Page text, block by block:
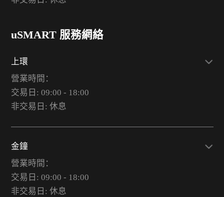
uSMART 服務網絡
上環
營業時間：
交易日: 09:00 - 18:00
非交易日: 休息
金鐘
營業時間：
交易日: 09:00 - 18:00
非交易日: 休息